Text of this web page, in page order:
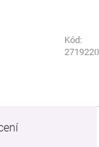
Kód:
Kód: